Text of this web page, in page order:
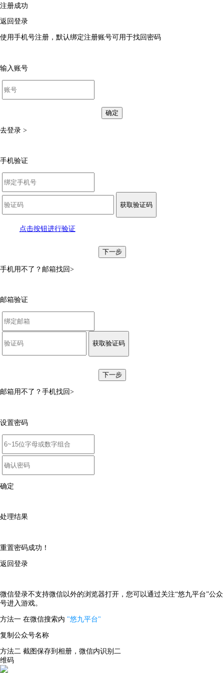
注册成功
返回登录
使用手机号注册，默认绑定注册账号可用于找回密码
输入账号
确定
去登录 >
手机验证
获取验证码
点击按钮进行验证
下一步
手机用不了？ 邮箱找回>
邮箱验证
获取验证码
下一步
邮箱用不了？ 手机找回>
设置密码
确定
处理结果
重置密码成功！
返回登录
微信登录不支持微信以外的浏览器打开，您可以通过关注“悠九平台”公众
号进入游戏。
方法一 在微信搜索内 "悠九平台"
复制公众号名称
方法二 截图保存到相册，微信内识别二
维码